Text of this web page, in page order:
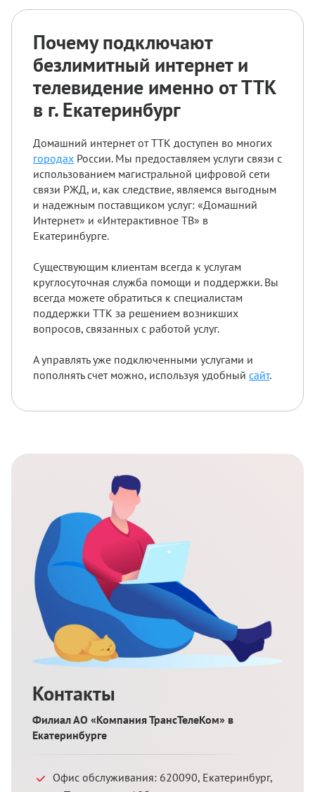
Почему подключают
безлимитный интернет и
телевидение именно от ТТК
в г. Екатеринбург
Домашний интернет от ТТК доступен во многих
городах России. Мы предоставляем услуги связи с
использованием магистральной цифровой сети
связи РЖД, и, как следствие, являемся выгодным
и надежным поставщиком услуг: «Домашний
Интернет» и «Интерактивное ТВ» в
Екатеринбурге.
Существующим клиентам всегда к услугам
круглосуточная служба помощи и поддержки. Вы
всегда можете обратиться к специалистам
поддержки ТТК за решением возникших
вопросов, связанных с работой услуг.
А управлять уже подключенными услугами и
пополнять счет можно, используя удобный сайт.
Контакты
Филиал АО «Компания ТрансТелеКом» в
Екатеринбурге
Офис обслуживания: 620090, Екатеринбург,